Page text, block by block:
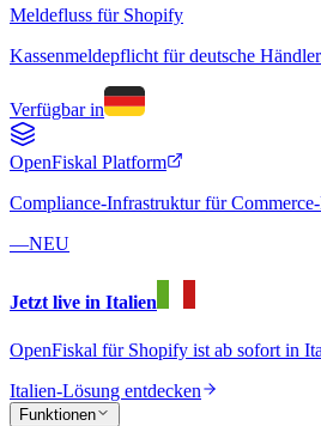
Meldefluss für Shopify
Kassenmeldepflicht für deutsche
Verfügbar in
OpenFiskal Platform
Compliance-Infrastruktur für
—NEU
Jetzt live in Italien
OpenFiskal für Shopify ist ab sofort in
Italien-Lösung entdecken
Funktionen